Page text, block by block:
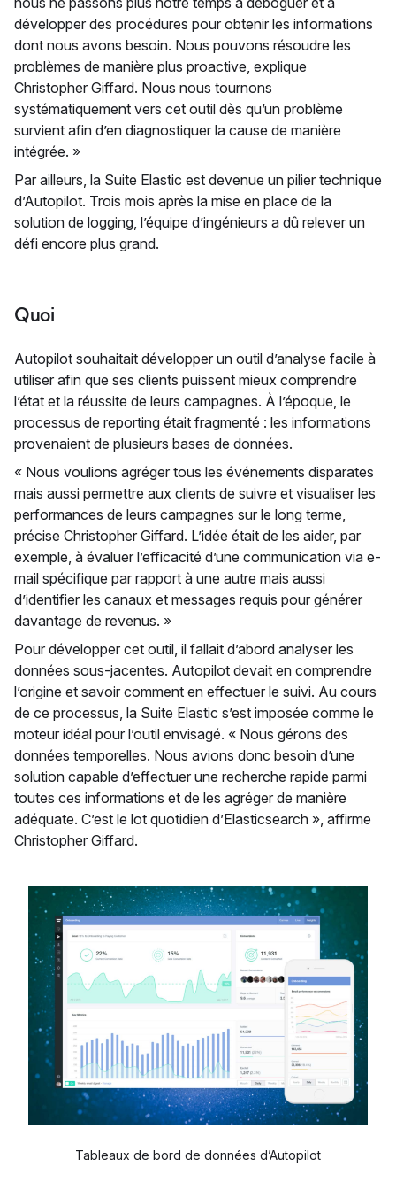
développer des procédures pour obtenir les informations
dont nous avons besoin. Nous pouvons résoudre les
problèmes de manière plus proactive, explique
Christopher Giffard. Nous nous tournons
systématiquement vers cet outil dès qu’un problème
survient afin d’en diagnostiquer la cause de manière
intégrée. »
Par ailleurs, la Suite Elastic est devenue un pilier technique
d’Autopilot. Trois mois après la mise en place de la
solution de logging, l’équipe d’ingénieurs a dû relever un
défi encore plus grand.
Quoi
Autopilot souhaitait développer un outil d’analyse facile à
utiliser afin que ses clients puissent mieux comprendre
l’état et la réussite de leurs campagnes. À l’époque, le
processus de reporting était fragmenté : les informations
provenaient de plusieurs bases de données.
« Nous voulions agréger tous les événements disparates
mais aussi permettre aux clients de suivre et visualiser les
performances de leurs campagnes sur le long terme,
précise Christopher Giffard. L’idée était de les aider, par
exemple, à évaluer l’efficacité d’une communication via e-
mail spécifique par rapport à une autre mais aussi
d’identifier les canaux et messages requis pour générer
davantage de revenus. »
Pour développer cet outil, il fallait d’abord analyser les
données sous-jacentes. Autopilot devait en comprendre
l’origine et savoir comment en effectuer le suivi. Au cours
de ce processus, la Suite Elastic s’est imposée comme le
moteur idéal pour l’outil envisagé. « Nous gérons des
données temporelles. Nous avions donc besoin d’une
solution capable d’effectuer une recherche rapide parmi
toutes ces informations et de les agréger de manière
adéquate. C’est le lot quotidien d’Elasticsearch », affirme
Christopher Giffard.
Tableaux de bord de données d’Autopilot